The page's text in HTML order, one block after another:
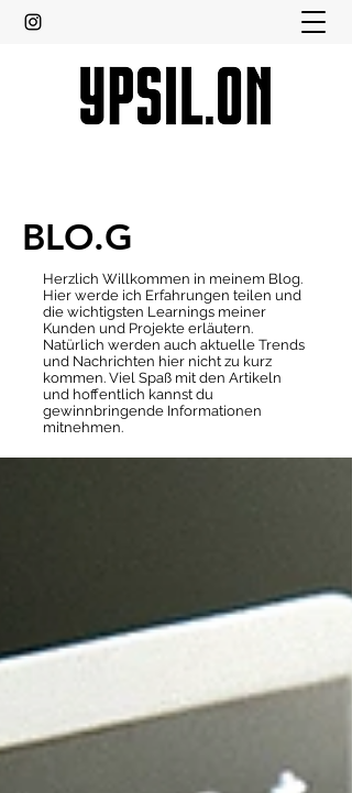
BLO.G
Herzlich Willkommen in meinem Blog.
Hier werde ich Erfahrungen teilen und
die wichtigsten Learnings meiner
Kunden und Projekte erläutern.
Natürlich werden auch aktuelle Trends
und Nachrichten hier nicht zu kurz
kommen. Viel Spaß mit den Artikeln
und hoffentlich kannst du
gewinnbringende Informationen
mitnehmen.